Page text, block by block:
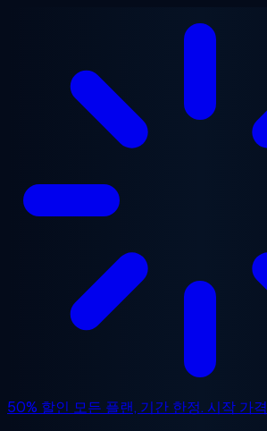
50% 할인 모든 플랜, 기간 한정. 시작 가격